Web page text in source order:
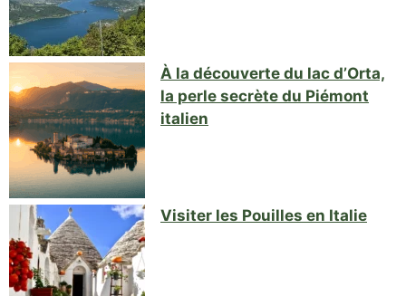
À la découverte du lac d’Orta,
la perle secrète du Piémont
italien
Visiter les Pouilles en Italie